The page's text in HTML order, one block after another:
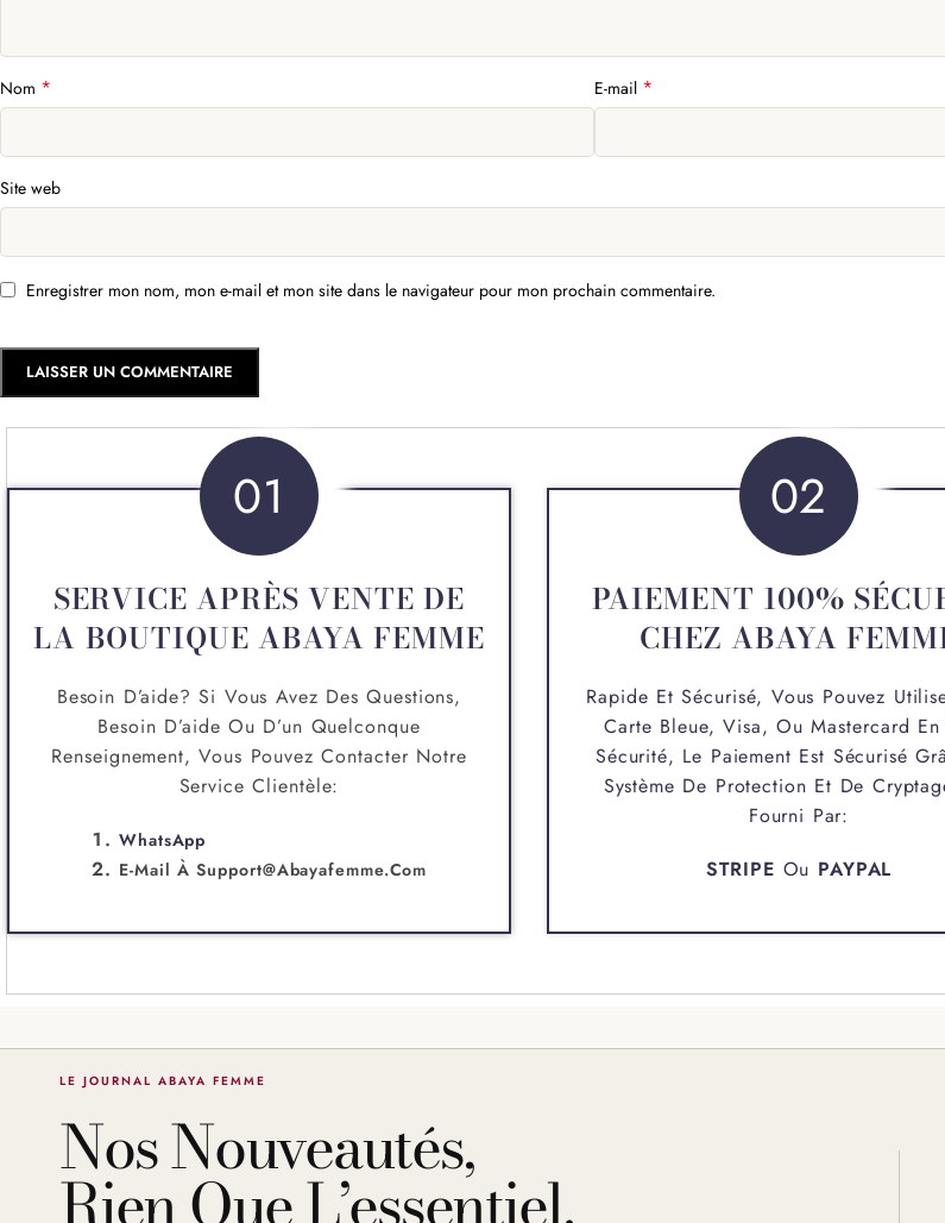
Nom * E-mail *
Site web
Enregistrer mon nom, mon e-mail et mon site dans le navigateur pour mon prochain commentaire.
01
SERVICE APRÈS VENTE DE
LA BOUTIQUE ABAYA FEMME
Besoin D’aide? Si Vous Avez Des Questions,
Besoin D’aide Ou D’un Quelconque
Renseignement, Vous Pouvez Contacter Notre
Service Clientèle:
WhatsApp
E-Mail ÀSupport@abayafemme.com
02
PAIEMENT 100%
CHEZ ABAYA
Rapide Et Sécurisé, Vous Pouvez
Carte Bleue, Visa, Ou Mastercard En
Sécurité, Le Paiement Est Sécurisé
Système De Protection Et De
Fourni Par:
STRIPE Ou PAYPAL
LE JOURNAL ABAYA FEMME
Nos Nouveautés,
Rien Que L’essentiel.